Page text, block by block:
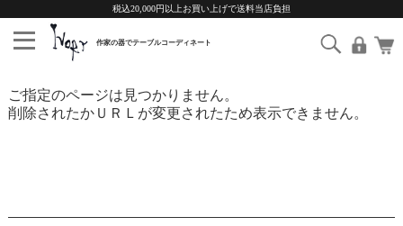
税込20,000円以上お買い上げで送料当店負担
ご指定のページは見つかりません。
削除されたかＵＲＬが変更されたため表示できません。